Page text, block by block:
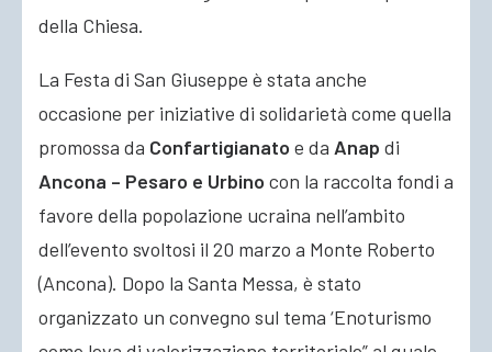
della Chiesa.
La Festa di San Giuseppe è stata anche
occasione per iniziative di solidarietà come quella
promossa da Confartigianato e da Anap di
Ancona – Pesaro e Urbino con la raccolta fondi a
favore della popolazione ucraina nell’ambito
dell’evento svoltosi il 20 marzo a Monte Roberto
(Ancona). Dopo la Santa Messa, è stato
organizzato un convegno sul tema ‘Enoturismo